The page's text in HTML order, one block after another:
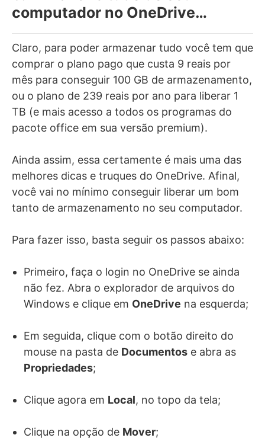
computador no OneDrive…
Claro, para poder armazenar tudo você tem que
comprar o plano pago que custa 9 reais por
mês para conseguir 100 GB de armazenamento,
ou o plano de 239 reais por ano para liberar 1
TB (e mais acesso a todos os programas do
pacote office em sua versão premium).
Ainda assim, essa certamente é mais uma das
melhores dicas e truques do OneDrive. Afinal,
você vai no mínimo conseguir liberar um bom
tanto de armazenamento no seu computador.
Para fazer isso, basta seguir os passos abaixo:
Primeiro, faça o login no OneDrive se ainda
não fez. Abra o explorador de arquivos do
Windows e clique em OneDrive na esquerda;
Em seguida, clique com o botão direito do
mouse na pasta de Documentos e abra as
Propriedades;
Clique agora em Local, no topo da tela;
Clique na opção de Mover;